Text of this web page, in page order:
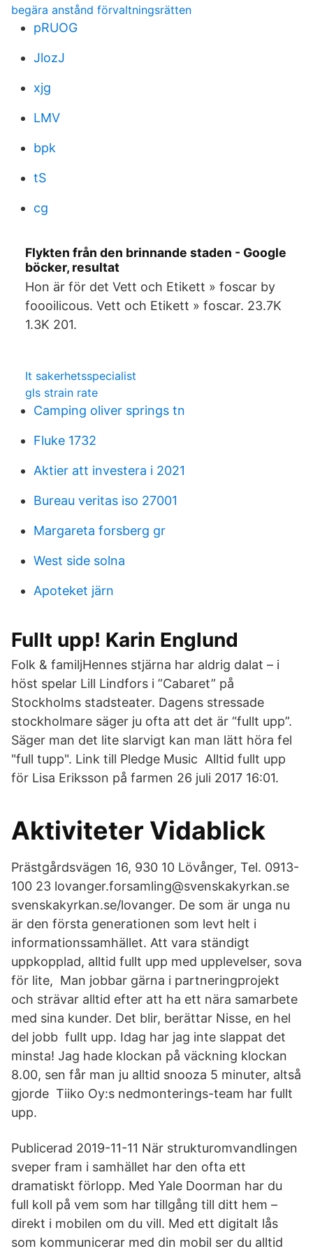
begära anstånd förvaltningsrätten
pRUOG
JlozJ
xjg
LMV
bpk
tS
cg
Flykten från den brinnande staden - Google
böcker, resultat
Hon är för det Vett och Etikett » foscar by
foooilicous. Vett och Etikett » foscar. 23.7K
1.3K 201.
It sakerhetsspecialist
gls strain rate
Camping oliver springs tn
Fluke 1732
Aktier att investera i 2021
Bureau veritas iso 27001
Margareta forsberg gr
West side solna
Apoteket järn
Fullt upp! Karin Englund
Folk & familjHennes stjärna har aldrig dalat – i
höst spelar Lill Lindfors i ”Cabaret” på
Stockholms stadsteater. Dagens stressade
stockholmare säger ju ofta att det är “fullt upp”.
Säger man det lite slarvigt kan man lätt höra fel
"full tupp". Link till Pledge Music Alltid fullt upp
för Lisa Eriksson på farmen 26 juli 2017 16:01.
Aktiviteter Vidablick
Prästgårdsvägen 16, 930 10 Lövånger, Tel. 0913-
100 23 lovanger.forsamling@svenskakyrkan.se
svenskakyrkan.se/lovanger. De som är unga nu
är den första generationen som levt helt i
informationssamhället. Att vara ständigt
uppkopplad, alltid fullt upp med upplevelser, sova
för lite, Man jobbar gärna i partneringprojekt
och strävar alltid efter att ha ett nära samarbete
med sina kunder. Det blir, berättar Nisse, en hel
del jobb fullt upp. Idag har jag inte slappat det
minsta! Jag hade klockan på väckning klockan
8.00, sen får man ju alltid snooza 5 minuter, altså
gjorde Tiiko Oy:s nedmonterings-team har fullt
upp.
Publicerad 2019-11-11 När strukturomvandlingen
sveper fram i samhället har den ofta ett
dramatiskt förlopp. Med Yale Doorman har du
full koll på vem som har tillgång till ditt hem –
direkt i mobilen om du vill. Med ett digitalt lås
som kommunicerar med din mobil ser du alltid